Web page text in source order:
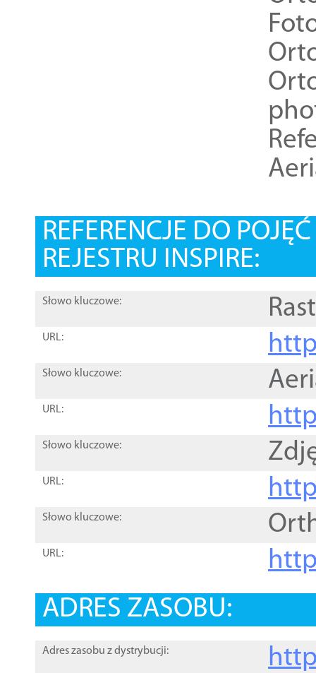
REFERENCJE DO
REJESTRU INSPIRE:
Słowo kluczowe:
URL:
Słowo kluczowe:
URL:
Słowo kluczowe:
URL:
Słowo kluczowe:
URL:
ADRES ZASOBU:
Adres zasobu z dystrybucji: